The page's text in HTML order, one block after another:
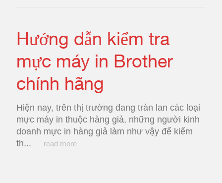
Hướng dẫn kiểm tra
mực máy in Brother
chính hãng
Hiện nay, trên thị trường đang tràn lan các loại
mực máy in thuộc hàng giả, những người kinh
doanh mực in hàng giả làm như vậy để kiếm
th...
read more